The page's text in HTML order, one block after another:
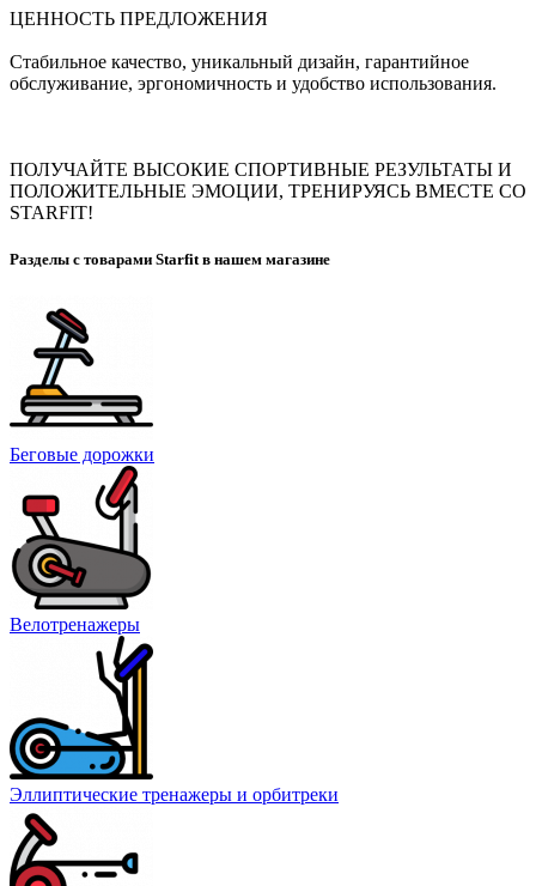
ЦЕННОСТЬ ПРЕДЛОЖЕНИЯ
Стабильное качество, уникальный дизайн, гарантийное
обслуживание, эргономичность и удобство использования.
ПОЛУЧАЙТЕ ВЫСОКИЕ СПОРТИВНЫЕ РЕЗУЛЬТАТЫ И
ПОЛОЖИТЕЛЬНЫЕ ЭМОЦИИ, ТРЕНИРУЯСЬ ВМЕСТЕ СО
STARFIT!
Разделы с товарами Starfit в нашем магазине
Беговые дорожки
Велотренажеры
Эллиптические тренажеры и орбитреки